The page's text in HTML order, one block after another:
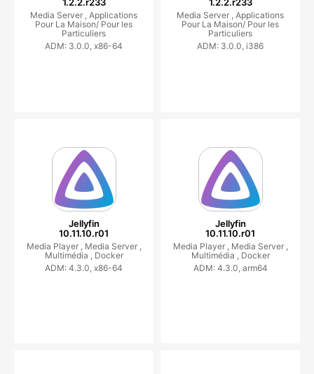
Media Server , Applications
Pour La Maison/ Pour les
Particuliers
ADM: 3.0.0, x86-64
Media Server , Applications
Pour La Maison/ Pour les
Particuliers
ADM: 3.0.0, i386
Jellyfin
10.11.10.r01
Media Player , Media Server ,
Multimédia , Docker
ADM: 4.3.0, x86-64
Jellyfin
10.11.10.r01
Media Player , Media Server ,
Multimédia , Docker
ADM: 4.3.0, arm64